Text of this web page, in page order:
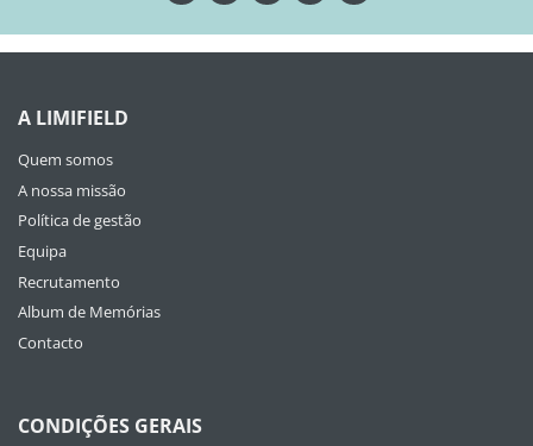
A LIMIFIELD
Quem somos
A nossa missão
Política de gestão
Equipa
Recrutamento
Album de Memórias
Contacto
CONDIÇÕES GERAIS